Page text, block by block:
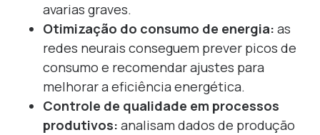
avarias graves.
Otimização do consumo de energia: as
redes neurais conseguem prever picos de
consumo e recomendar ajustes para
melhorar a eficiência energética.
Controle de qualidade em processos
produtivos: analisam dados de produção